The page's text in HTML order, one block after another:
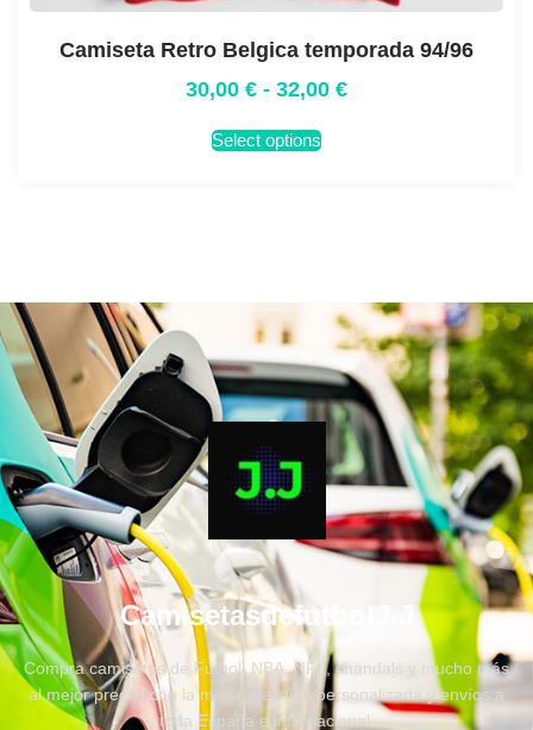
Camiseta Retro Belgica temporada 94/96
30,00 € - 32,00 €
Select options
CamisetasdefutbolJ.J
Compra camisetas de Fútbol, NBA, NFL, chandals y mucho más
al mejor precio, con la mejor atención personalizada y envíos a
toda España e internacional.